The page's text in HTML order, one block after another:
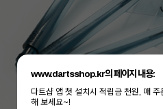
www.dartsshop.kr의 페이지 내용:
다트샵 앱 첫 설치시 적립금 천원, 매
해 보세요~!